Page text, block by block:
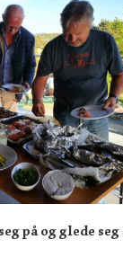
på og glede